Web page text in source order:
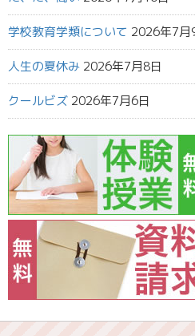
学校教育学類について 2026年7月
人生の夏休み 2026年7月8日
クールビズ 2026年7月6日